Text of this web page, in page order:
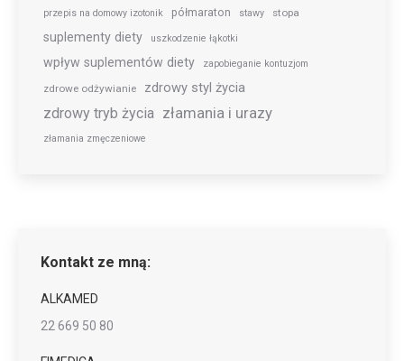
przepis na domowy izotonik półmaraton stawy stopa
suplementy diety uszkodzenie łąkotki
wpływ suplementów diety zapobieganie kontuzjom
zdrowe odżywianie zdrowy styl życia
zdrowy tryb życia złamania i urazy
złamania zmęczeniowe
Kontakt ze mną:
ALKAMED
22 669 50 80